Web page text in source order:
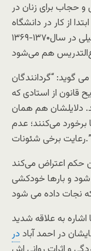
حجاب برای زنان در
از کار در دانشگاه
محروم می‌شود و سپس در سال تحصیلی در سال۱۳۷۰-۱۳۶۹
گوید: “گردانندگان
قانون از استادی که
دلایلشان هم همان
می‌کنند؛ عدم
رعایت برخی شئونات.”
حکم اعتراض می‌کند
و بارها خودکشی
به علاقه شدید
در احمد آباد در